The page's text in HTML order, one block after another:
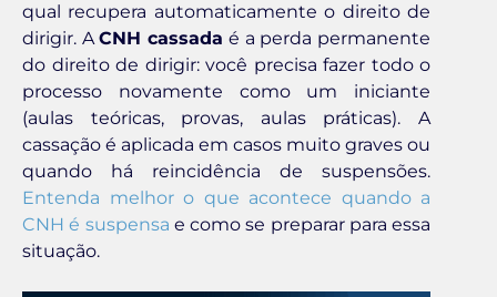
qual recupera automaticamente o direito de
dirigir. ACNH cassada é a perda permanente
do direito de dirigir: você precisa fazer todo o
processo novamente como um iniciante
(aulas teóricas, provas, aulas práticas). A
cassação é aplicada em casos muito graves ou
quando há reincidência de suspensões.
Entenda melhor o que acontece quando a
CNH é suspensa e como se preparar para essa
situação.